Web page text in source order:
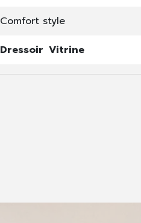
Comfort style
Dressoir Vitrine